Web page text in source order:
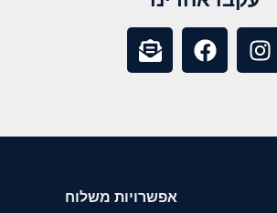
אפשרויות משלוח